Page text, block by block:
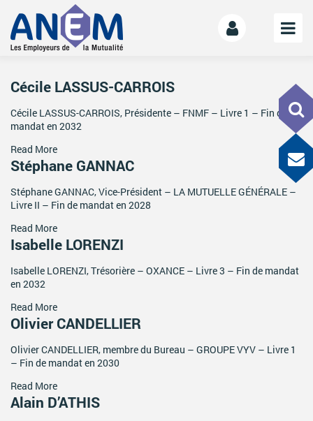
L’ANEM
Notre mission
La gouvernance
L’équipe
La Mutualité
L’ESS
Les mutuelles donnent des ailes
Le kit de déploiement
OFFRE DE SERVICES
ACTIVITÉS PARITAIRES
Les instances paritaires
La convention collective et les accords de branche
Égalité professionnelle entre les femmes et les hommes
Cécile LASSUS-CARROIS
Cécile LASSUS-CARROIS, Présidente – FNMF – Livre 1 – Fin de
mandat en 2032
Read More
Stéphane GANNAC
Stéphane GANNAC, Vice-Président – LA MUTUELLE GÉNÉRALE –
Livre II – Fin de mandat en 2028
Read More
Isabelle LORENZI
Isabelle LORENZI, Trésorière – OXANCE – Livre 3 – Fin de mandat
en 2032
Read More
Olivier CANDELLIER
Olivier CANDELLIER, membre du Bureau – GROUPE VYV – Livre 1
– Fin de mandat en 2030
Read More
Alain D’ATHIS